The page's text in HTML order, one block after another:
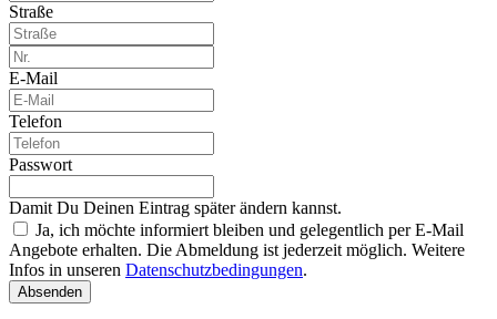
Straße
E-Mail
Telefon
Passwort
Damit Du Deinen Eintrag später ändern kannst.
Ja, ich möchte informiert bleiben und gelegentlich per E-Mail
Angebote erhalten. Die Abmeldung ist jederzeit möglich. Weitere
Infos in unseren Datenschutzbedingungen.
Absenden